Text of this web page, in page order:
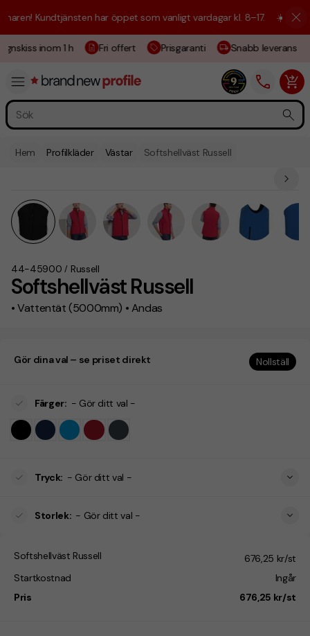
Kundtjänsten har öppet som vanligt vardagar kl. 8–17. ☀️ Vi är här
inom 1 h Fri offert Prisgaranti Snabb leverans
Hem Profilkläder Västar Softshellväst Russell
Softshellväst Russell
• Vattentät (5000mm) • Andas
44-45900 / Russell
Gör dina val – se priset direkt Nollställ
Färger: - Gör ditt val -
Tryck: - Gör ditt val -
Storlek: - Gör ditt val -
Softshellväst Russell
676,25 kr/st
Startkostnad
Ingår
Pris
676,25 kr/st